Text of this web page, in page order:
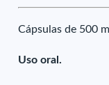
Cápsulas de 500
Uso oral.